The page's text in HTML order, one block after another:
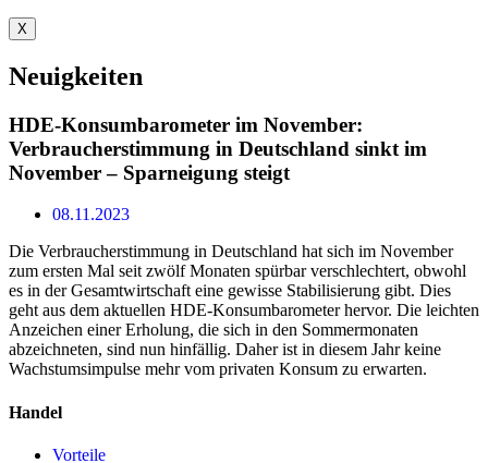
X
Neuigkeiten
HDE-Konsumbarometer im November:
Verbraucherstimmung in Deutschland sinkt im
November – Sparneigung steigt
08.11.2023
Die Verbraucherstimmung in Deutschland hat sich im November
zum ersten Mal seit zwölf Monaten spürbar verschlechtert, obwohl
es in der Gesamtwirtschaft eine gewisse Stabilisierung gibt. Dies
geht aus dem aktuellen HDE-Konsumbarometer hervor. Die leichten
Anzeichen einer Erholung, die sich in den Sommermonaten
abzeichneten, sind nun hinfällig. Daher ist in diesem Jahr keine
Wachstumsimpulse mehr vom privaten Konsum zu erwarten.
Handel
Vorteile